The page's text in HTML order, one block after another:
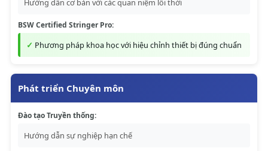
BSW Certified Stringer Pro:
Phương pháp khoa học với hiệu chỉnh thiết bị đúng chuẩn
Phát triển Chuyên môn
Đào tạo Truyền thống:
Hướng dẫn sự nghiệp hạn chế